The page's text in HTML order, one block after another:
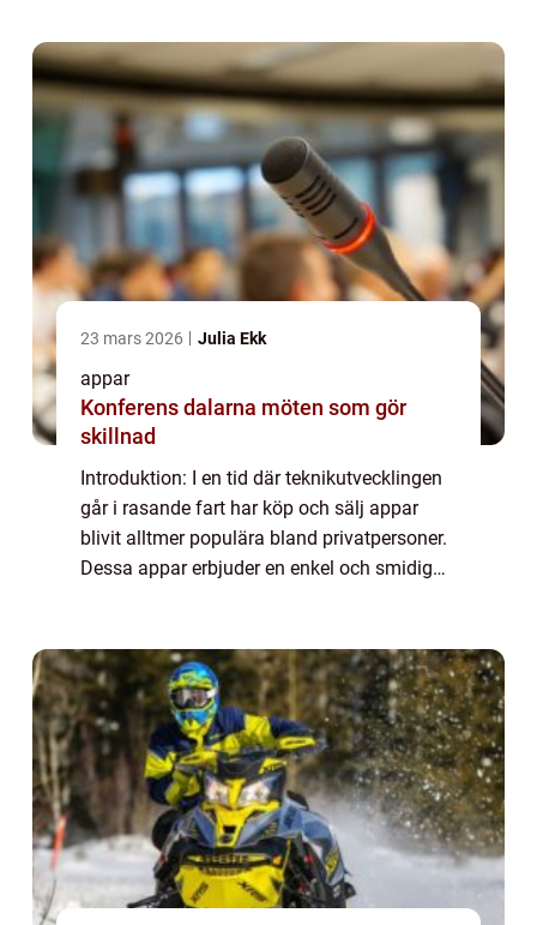
23 mars 2026 Julia Ekk
appar
Konferens dalarna möten som gör
skillnad
Introduktion: I en tid där teknikutvecklingen
går i rasande fart har köp och sälj appar
blivit alltmer populära bland privatpersoner.
Dessa appar erbjuder en enkel och smidig